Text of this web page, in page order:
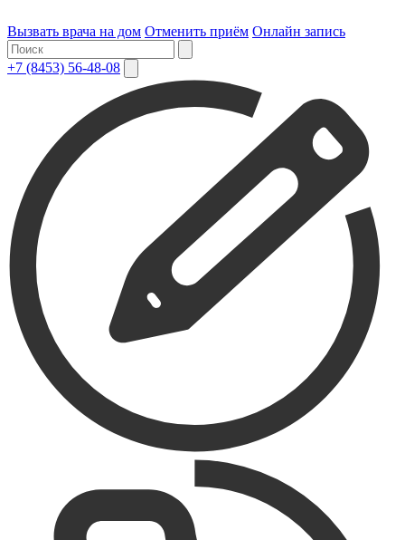
Вызвать врача на дом Отменить приём Онлайн запись
+7 (8453) 56-48-08